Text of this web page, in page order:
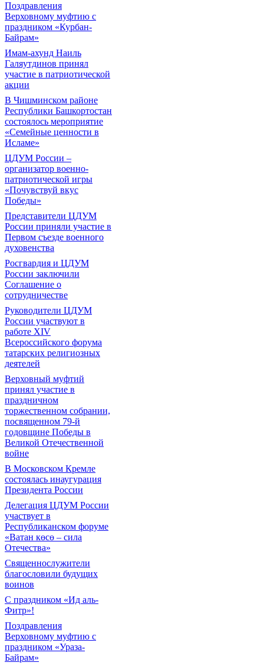
Поздравления
Верховному муфтию с
праздником «Курбан-
Байрам»
Имам-ахунд Наиль
Галяутдинов принял
участие в патриотической
акции
В Чишминском районе
Республики Башкортостан
состоялось мероприятие
«Семейные ценности в
Исламе»
ЦДУМ России –
организатор военно-
патриотической игры
«Почувствуй вкус
Победы»
Представители ЦДУМ
России приняли участие в
Первом съезде военного
духовенства
Росгвардия и ЦДУМ
России заключили
Соглашение о
сотрудничестве
Руководители ЦДУМ
России участвуют в
работе XIV
Всероссийского форума
татарских религиозных
деятелей
Верховный муфтий
принял участие в
праздничном
торжественном собрании,
посвященном 79-й
годовщине Победы в
Великой Отечественной
войне
В Московском Кремле
состоялась инаугурация
Президента России
Делегация ЦДУМ России
участвует в
Республиканском форуме
«Ватан көсө – сила
Отечества»
Священнослужители
благословили будущих
воинов
С праздником «Ид аль-
Фитр»!
Поздравления
Верховному муфтию с
праздником «Ураза-
Байрам»